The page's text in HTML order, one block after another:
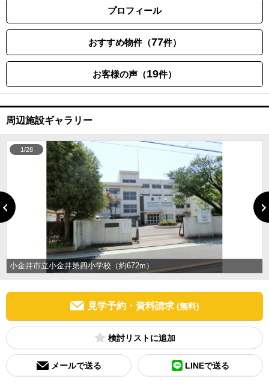
プロフィール
おすすめ物件（77件）
お客様の声（19件）
周辺施設ギャラリー
小金井市立小金井第四小学校（約672m）
1/28
見学予約・資料請求 (無料)
検討リスト
メールで送る LINEで送る